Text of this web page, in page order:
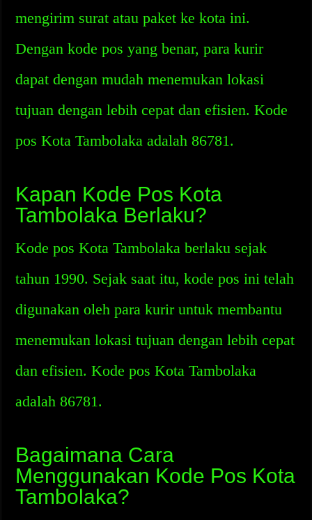
mengirim surat atau paket ke kota ini.
Dengan kode pos yang benar, para kurir
dapat dengan mudah menemukan lokasi
tujuan dengan lebih cepat dan efisien. Kode
pos Kota Tambolaka adalah 86781.
Kapan Kode Pos Kota
Tambolaka Berlaku?
Kode pos Kota Tambolaka berlaku sejak
tahun 1990. Sejak saat itu, kode pos ini telah
digunakan oleh para kurir untuk membantu
menemukan lokasi tujuan dengan lebih cepat
dan efisien. Kode pos Kota Tambolaka
adalah 86781.
Bagaimana Cara
Menggunakan Kode Pos Kota
Tambolaka?